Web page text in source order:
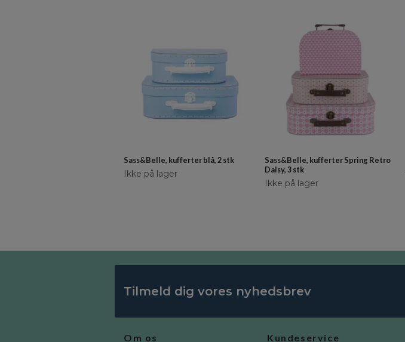
Sass&Belle, kufferter blå, 2 stk
Ikke på lager
Sass&Belle, kufferter Spring Retro
Daisy, 3 stk
Ikke på lager
Tilmeld dig vores nyhedsbrev
Om os Kundeservice